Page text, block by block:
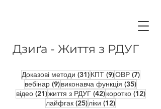
Дзиґа - Життя з РДУГ
Доказові методи (31)31 пост
КПТ (9)9 постів
ОВР (7)7 постів
вебінар (9)9 постів
виконавча функція (35)35 постів
відео (21)21 пост
життя з РДУГ (42)42 пости
коротко (12)12
лайфгак (25)25 постів
ліки (12)12 постів